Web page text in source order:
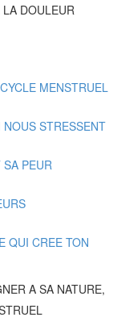
DOULEUR
MENSTRUEL
STRESSENT
PEUR
QUI CREE TON
A SA NATURE,